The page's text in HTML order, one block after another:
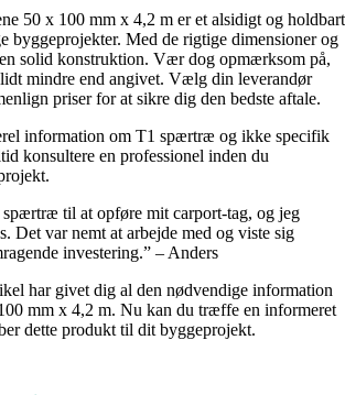
50 x 100 mm x 4,2 m er et alsidigt og holdbart
byggeprojekter. Med de rigtige dimensioner og
solid konstruktion. Vær dog opmærksom på,
mindre end angivet. Vælg din leverandør
priser for at sikre dig den bedste aftale.
information om T1 spærtræ og ikke specifik
konsultere en professionel inden du
spærtræ til at opføre mit carport-tag, og jeg
Det var nemt at arbejde med og viste sig
investering.” – Anders
har givet dig al den nødvendige information
mm x 4,2 m. Nu kan du træffe en informeret
dette produkt til dit byggeprojekt.